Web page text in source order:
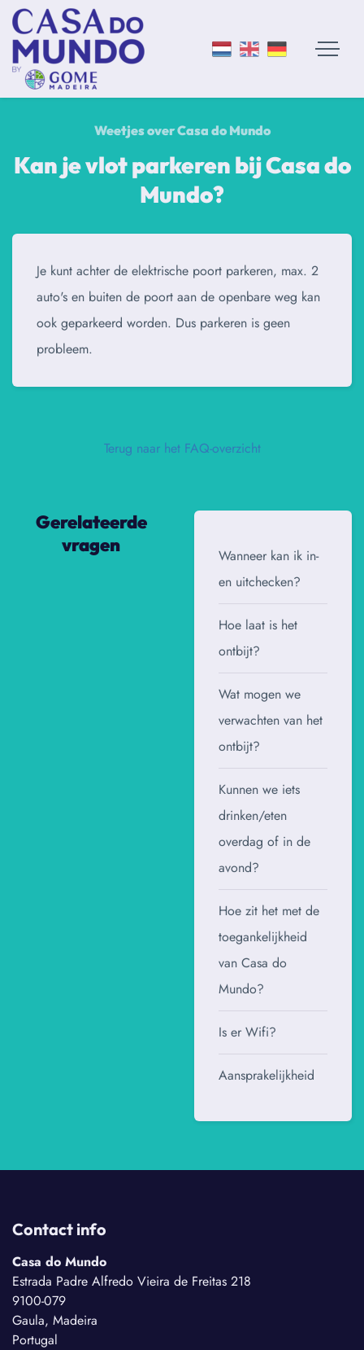
Weetjes over Casa do Mundo
Kan je vlot parkeren bij Casa do
Mundo?
Je kunt achter de elektrische poort parkeren, max. 2
auto's en buiten de poort aan de openbare weg kan
ook geparkeerd worden. Dus parkeren is geen
probleem.
Terug naar het FAQ-overzicht
Gerelateerde
vragen
Wanneer kan ik in-
en uitchecken?
Hoe laat is het
ontbijt?
Wat mogen we
verwachten van het
ontbijt?
Kunnen we iets
drinken/eten
overdag of in de
avond?
Hoe zit het met de
toegankelijkheid
van Casa do
Mundo?
Is er Wifi?
Aansprakelijkheid
Contact info
Casa do Mundo
Estrada Padre Alfredo Vieira de Freitas 218
9100-079
Gaula, Madeira
Portugal